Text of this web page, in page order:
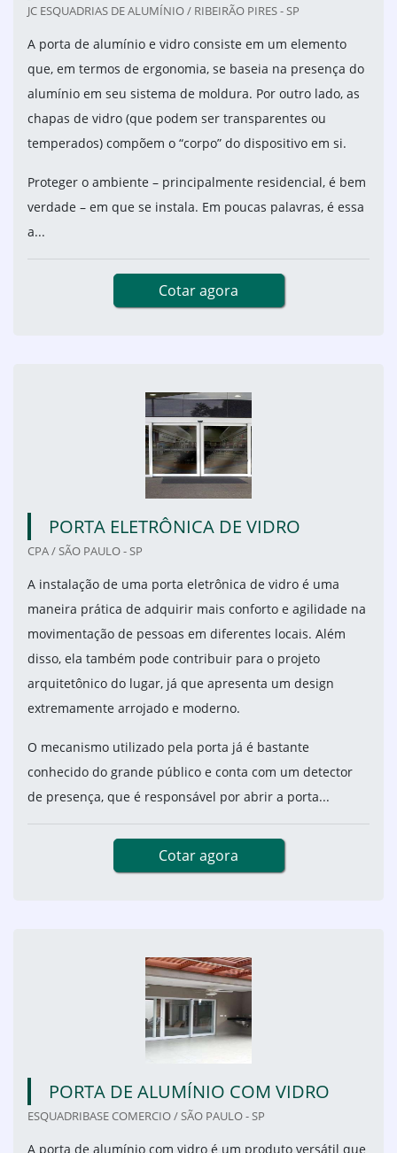
JC ESQUADRIAS DE ALUMÍNIO / RIBEIRÃO PIRES - SP
A porta de alumínio e vidro consiste em um elemento
que, em termos de ergonomia, se baseia na presença do
alumínio em seu sistema de moldura. Por outro lado, as
chapas de vidro (que podem ser transparentes ou
temperados) compõem o “corpo” do dispositivo em si.
Proteger o ambiente – principalmente residencial, é bem
verdade – em que se instala. Em poucas palavras, é essa
a...
Cotar agora
PORTA ELETRÔNICA DE VIDRO
CPA / SÃO PAULO - SP
A instalação de uma porta eletrônica de vidro é uma
maneira prática de adquirir mais conforto e agilidade na
movimentação de pessoas em diferentes locais. Além
disso, ela também pode contribuir para o projeto
arquitetônico do lugar, já que apresenta um design
extremamente arrojado e moderno.
O mecanismo utilizado pela porta já é bastante
conhecido do grande público e conta com um detector
de presença, que é responsável por abrir a porta...
Cotar agora
PORTA DE ALUMÍNIO COM VIDRO
ESQUADRIBASE COMERCIO / SÃO PAULO - SP
A porta de alumínio com vidro é um produto versátil que